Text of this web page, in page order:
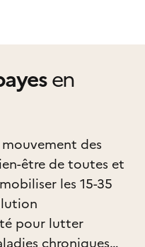
en
des
être de toutes et
les 15-35
pour lutter